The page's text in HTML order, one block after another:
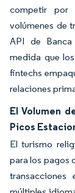
competir por
volúmenes de
API de
medida que
fintechs
relaciones
El Volumen
Picos
El turismo
para los pagos